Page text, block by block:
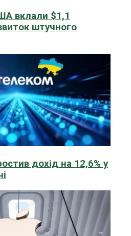
вклали $1,1
штучного
дохід на 12,6% у